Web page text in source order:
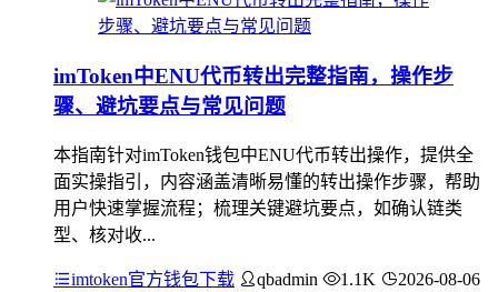
imToken中ENU代币转出完整指南，操作步
骤、避坑要点与常见问题
本指南针对imToken钱包中ENU代币转出操作，提供全
面实操指引，内容涵盖清晰易懂的转出操作步骤，帮助
用户快速掌握流程；梳理关键避坑要点，如确认链类
型、核对收...
imtoken官方钱包下载 qbadmin 1.1K 2026-08-06